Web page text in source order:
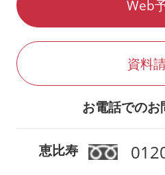
Web
資料
お電話でのお
恵比寿